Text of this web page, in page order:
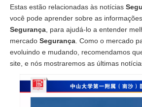
Estas estão relacionadas às notícias
você pode aprender sobre as
Segurança , para ajudá-lo a entender
mercado Segurança . Como o mercado
evoluindo e mudando, recomendamos
site, e nós mostraremos as últimas